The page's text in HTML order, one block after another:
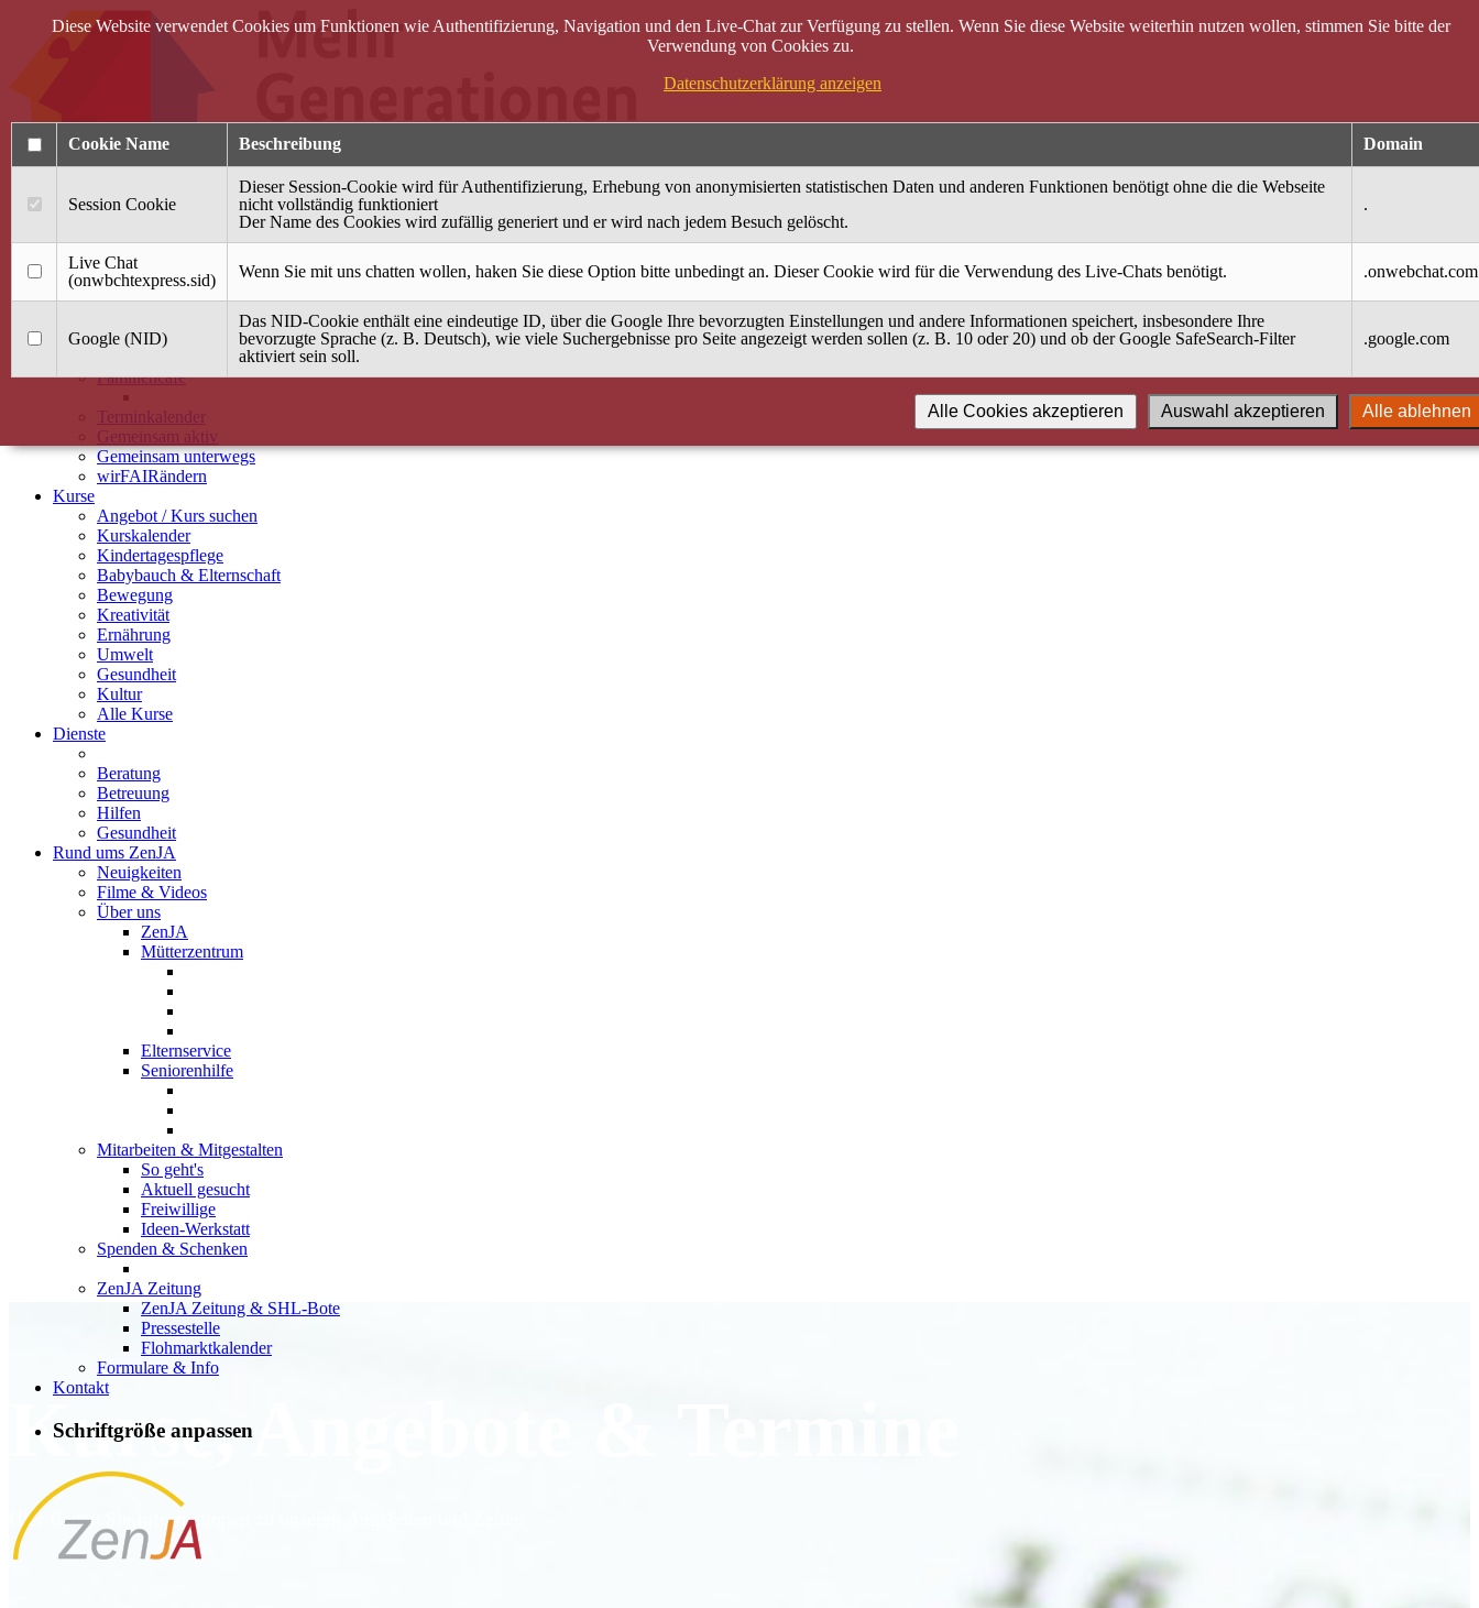
Anmelden
Startseite
Treffpunkt Jung & Alt
40 Jahre Mütterzentrum
Familiencafé
Terminkalender
Gemeinsam aktiv
Gemeinsam unterwegs
wirFAIRändern
Kurse
Angebot / Kurs suchen
Kurskalender
Kindertagespflege
Babybauch & Elternschaft
Bewegung
Kreativität
Ernährung
Umwelt
Gesundheit
Kultur
Alle Kurse
Dienste
Beratung
Betreuung
Hilfen
Gesundheit
Rund ums ZenJA
Neuigkeiten
Filme & Videos
Über uns
ZenJA
Mütterzentrum
Elternservice
Seniorenhilfe
Mitarbeiten & Mitgestalten
So geht's
Aktuell gesucht
Freiwillige
Ideen-Werkstatt
Spenden & Schenken
ZenJA Zeitung
ZenJA Zeitung & SHL-Bote
Pressestelle
Flohmarktkalender
Formulare & Info
Kontakt
Schriftgröße anpassen
Kurse, Angebote & Termine
Hier finden Sie Informationen zu unseren Angeboten und Zeiten
Diese Website verwendet Cookies um Funktionen wie Authentifizierung, Navigation und den Live-Chat zur Verfügung zu stellen. Wenn Sie diese Website weiterhin nutzen wollen, stimmen Sie bitte der
Verwendung von Cookies zu.
Datenschutzerklärung anzeigen
Cookie Name Beschreibung Domain
Session Cookie
Dieser Session-Cookie wird für Authentifizierung, Erhebung von anonymisierten statistischen Daten und anderen Funktionen benötigt ohne die die Webseite
nicht vollständig funktioniert
Der Name des Cookies wird zufällig generiert und er wird nach jedem Besuch gelöscht.
.
Live Chat
(onwbchtexpress.sid)
Wenn Sie mit uns chatten wollen, haken Sie diese Option bitte unbedingt an. Dieser Cookie wird für die Verwendung des Live-Chats benötigt. .onwebchat.com
Google (NID)
Das NID-Cookie enthält eine eindeutige ID, über die Google Ihre bevorzugten Einstellungen und andere Informationen speichert, insbesondere Ihre
bevorzugte Sprache (z. B. Deutsch), wie viele Suchergebnisse pro Seite angezeigt werden sollen (z. B. 10 oder 20) und ob der Google SafeSearch-Filter
aktiviert sein soll.
.google.com
Alle ablehnen
Auswahl akzeptieren
Alle Cookies akzeptieren